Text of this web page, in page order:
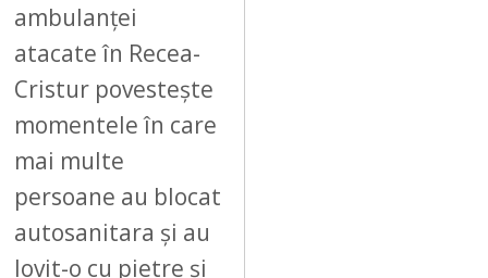
ambulanței
atacate în Recea-
Cristur povestește
momentele în care
mai multe
persoane au blocat
autosanitara și au
lovit-o cu pietre și